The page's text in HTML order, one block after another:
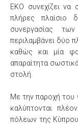
ΕΚΟ συνεχίζει να
πλήρες πλαίσιο
συνεργασίας
περιλαμβάνει δύο
καθώς και μία
απαραίτητα
στολή.
Με την παροχή του
καλύπτονται
πόλεων της